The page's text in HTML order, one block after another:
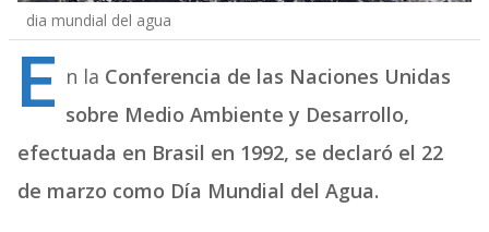
dia mundial del agua
E n la Conferencia de las Naciones Unidas
sobre Medio Ambiente y Desarrollo,
efectuada en Brasil en 1992, se declaró el 22
de marzo como Día Mundial del Agua.